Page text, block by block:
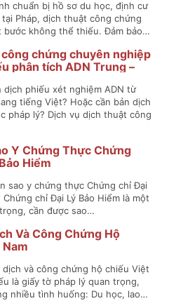
chuẩn bị hồ sơ du học, định cư
Pháp, dịch thuật công chứng
bước không thể thiếu. Đảm bảo…
chứng chuyên nghiệp
phân tích ADN Trung –
dịch phiếu xét nghiệm ADN từ
tiếng Việt? Hoặc cần bản dịch
pháp lý? Dịch vụ dịch thuật công
Y Chứng Thực Chứng
Hiểm
sao y chứng thực Chứng chỉ Đại
Chứng chỉ Đại Lý Bảo Hiểm là một
cần được sao…
Và Công Chứng Hộ
dịch và công chứng hộ chiếu Việt
là giấy tờ pháp lý quan trọng,
nhiều tình huống: Du học, lao…